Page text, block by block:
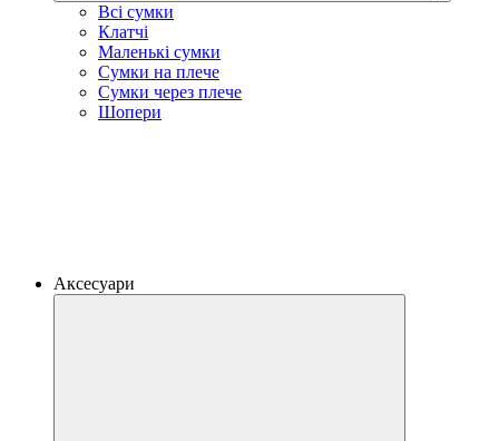
Всі сумки
Клатчі
Маленькі сумки
Сумки на плече
Сумки через плече
Шопери
Аксесуари